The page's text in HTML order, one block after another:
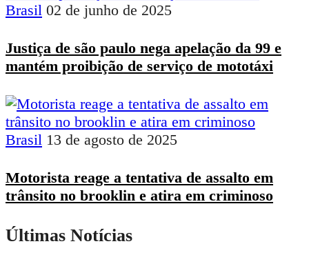
Brasil 02 de junho de 2025
Justiça de são paulo nega apelação da 99 e
mantém proibição de serviço de mototáxi
Brasil 13 de agosto de 2025
Motorista reage a tentativa de assalto em
trânsito no brooklin e atira em criminoso
Últimas Notícias